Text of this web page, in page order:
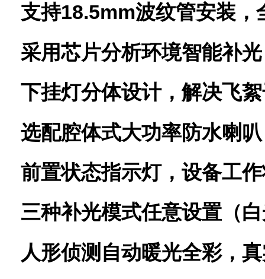
支持18.5mm波纹管安装，
采用芯片分析环境智能补光
下挂灯分体设计，解决飞
选配腔体式大功率防水喇
前置状态指示灯，设备工
三种补光模式任意设置（
人形侦测自动暖光全彩，